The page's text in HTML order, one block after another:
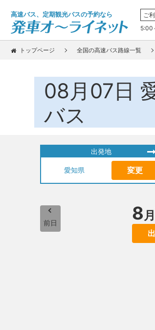
高速バス、定期観光バスの予約なら
ご
5:00
トップページ 全国の高速バス路線一覧
08月07日
バス
出発地
愛知県 変更
前日 8月